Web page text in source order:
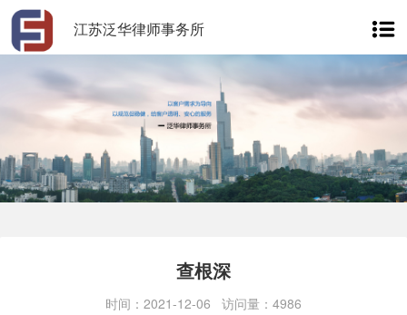
江苏泛华律师事务所
查根深
时间：2021-12-06 访问量：4986